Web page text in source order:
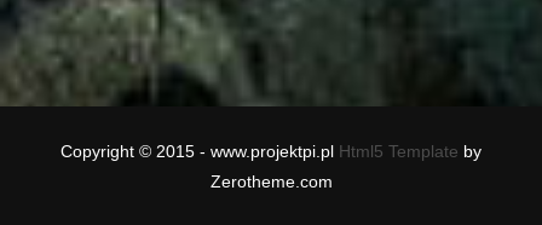
Copyright © 2015 - www.projektpi.pl Html5 Template by
Zerotheme.com